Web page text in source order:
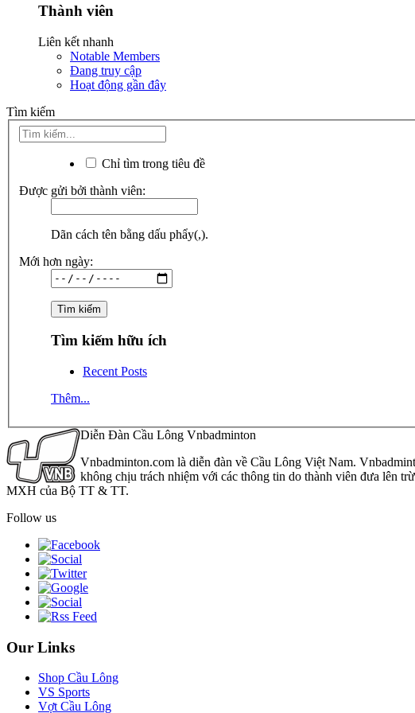
Thành viên
Liên kết nhanh
Notable Members
Đang truy cập
Hoạt động gần đây
Tìm kiếm
Chỉ tìm trong tiêu đề
Được gửi bởi thành viên:
Dãn cách tên bằng dấu phẩy(,).
Mới hơn ngày:
Tìm kiếm hữu ích
Recent Posts
Thêm...
Diễn Đàn Cầu Lông Vnbadminton
Vnbadminton.com là diễn đàn về Cầu Lông Việt Nam.
không chịu trách nhiệm với các thông tin do thành viên đưa lên
MXH của Bộ TT & TT.
Follow us
Our Links
Shop Cầu Lông
VS Sports
Vợt Cầu Lông